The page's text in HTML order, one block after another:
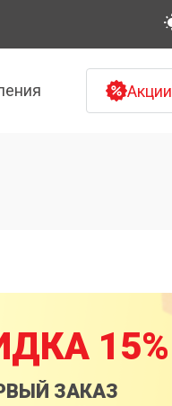
Акции
15%
ЗАКАЗ